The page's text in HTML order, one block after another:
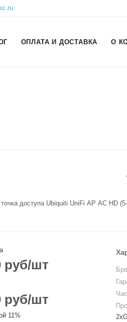
ОПЛАТА И ДОСТАВКА О
доступа Ubiquiti UniFi AP AC HD
руб/шт
руб/шт
11%